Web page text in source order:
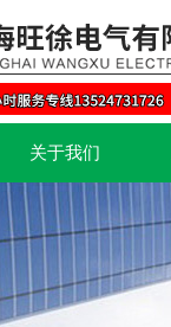
关于我们